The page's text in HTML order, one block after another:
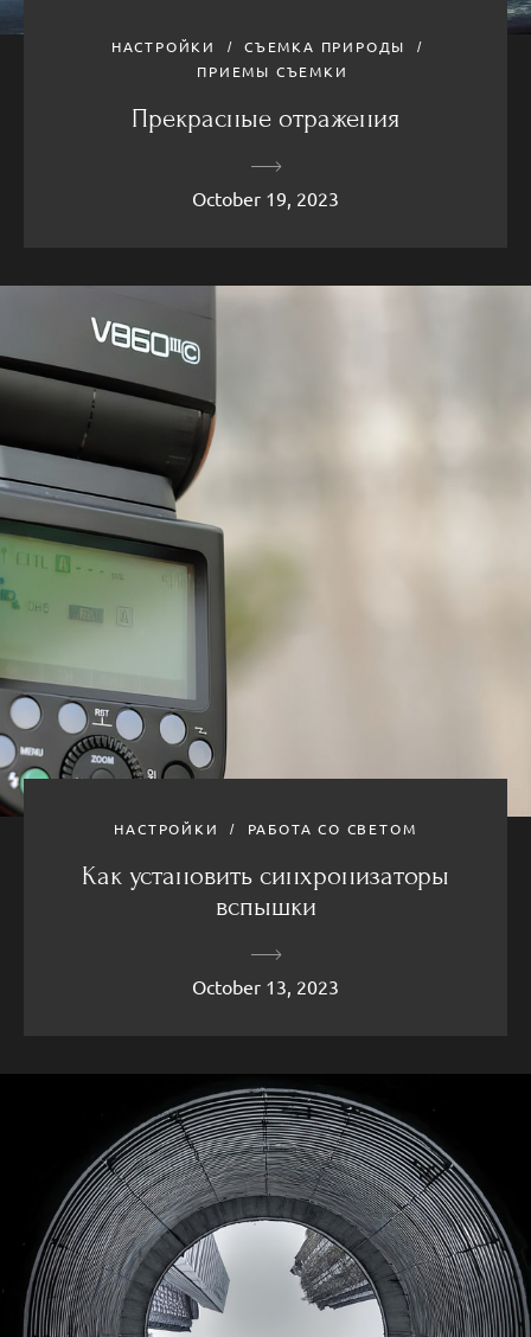
НАСТРОЙКИ
СЪЕМКА ПРИРОДЫ
ПРИЕМЫ СЪЕМКИ
Прекрасные отражения
October 19, 2023
НАСТРОЙКИ РАБОТА СО СВЕТОМ
Как установить синхронизаторы
вспышки
October 13, 2023